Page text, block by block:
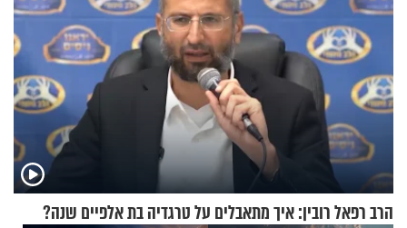
הרב רפאל רובין: איך מתאבלים על טרגדיה בת אלפיים שנה?